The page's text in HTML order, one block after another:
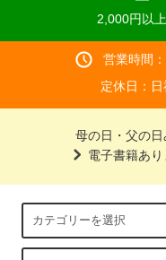
2,000円以
営業時間
定休日：日
母の日・父の
電子書籍あり